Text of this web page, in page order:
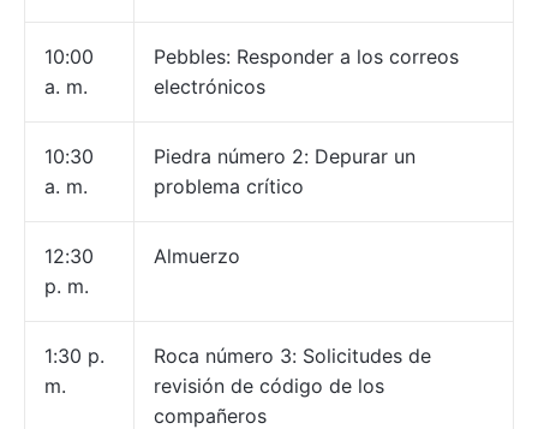
10:00
a. m.
Pebbles: Responder a los correos
electrónicos
10:30
a. m.
Piedra número 2: Depurar un
problema crítico
12:30
p. m.
Almuerzo
1:30 p.
m.
Roca número 3: Solicitudes de
revisión de código de los
compañeros